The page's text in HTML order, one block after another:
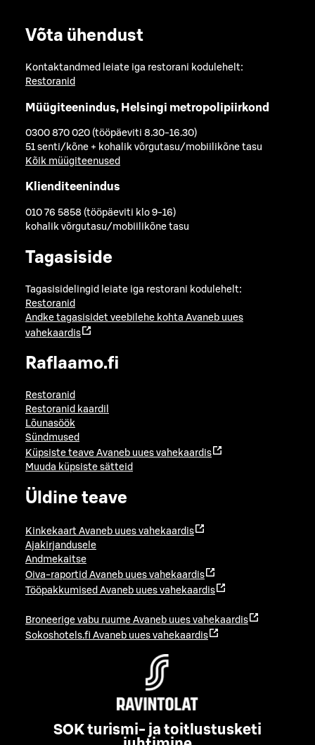
Võta ühendust
Kontaktandmed leiate iga restorani kodulehelt:
Restoranid
Müügiteenindus, Helsingi metropolipiirkond
0300 870 020 (tööpäeviti 8.30-16.30)
51 senti/kõne + kohalik võrgutasu/mobiilikõne tasu
Kõik müügiteenused
Klienditeenindus
010 76 5858 (tööpäeviti klo 9-16)
kohalik võrgutasu/mobiilikõne tasu
Tagasiside
Tagasisidelingid leiate iga restorani kodulehelt:
Restoranid
Andke tagasisidet veebilehe kohta Avaneb uues
vahekaardis
Raflaamo.fi
Restoranid
Restoranid kaardil
Lõunasöök
Sündmused
Küpsiste teave Avaneb uues vahekaardis
Muuda küpsiste sätteid
Üldine teave
Kinkekaart Avaneb uues vahekaardis
Ajakirjandusele
Andmekaitse
Oiva-raportid Avaneb uues vahekaardis
Tööpakkumised Avaneb uues vahekaardis
Broneerige vabu ruume Avaneb uues vahekaardis
Sokoshotels.fi Avaneb uues vahekaardis
SOK turismi- ja toitlustusketi